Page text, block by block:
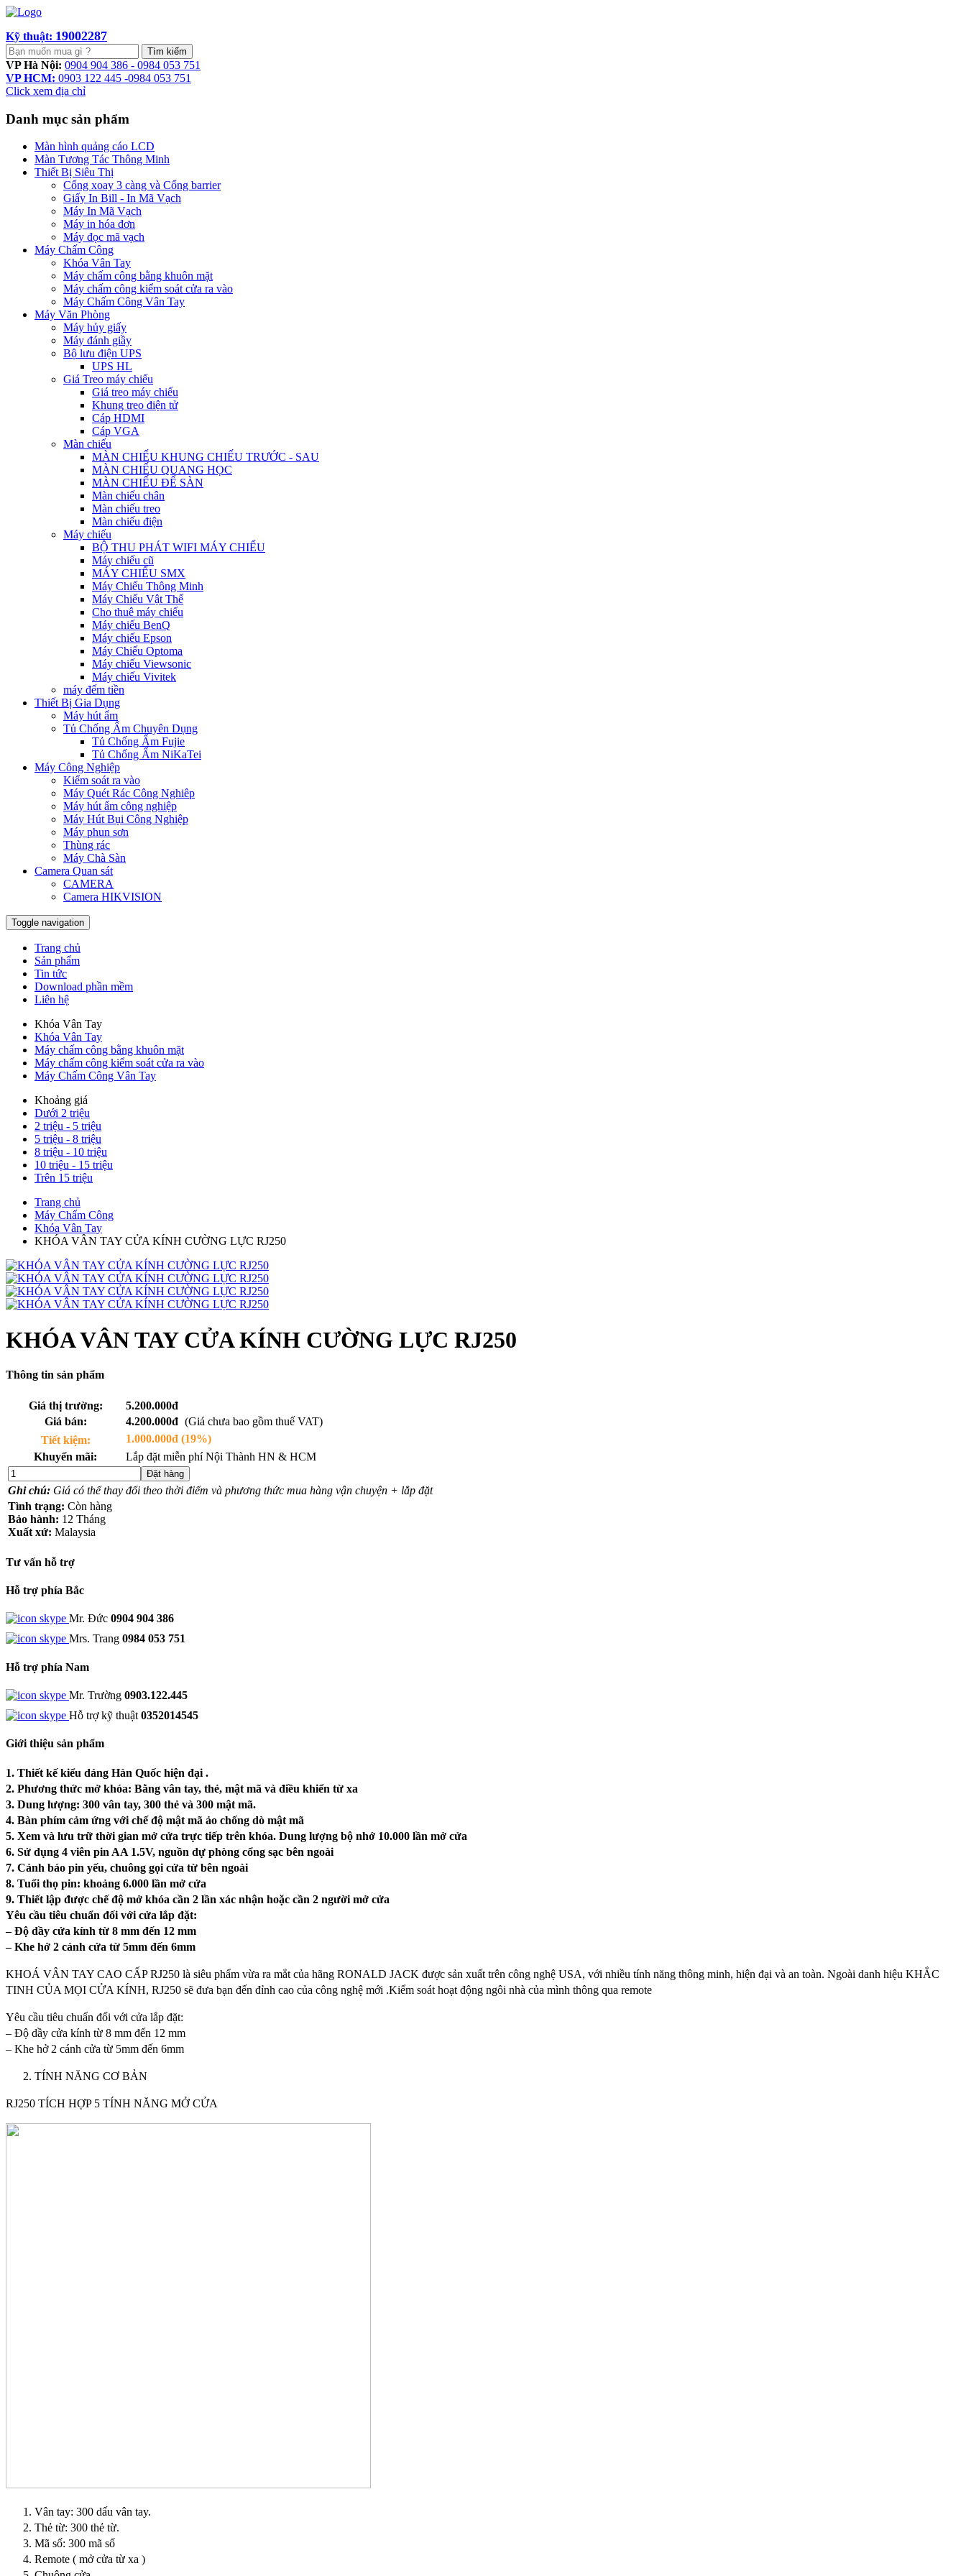
Kỹ thuật: 19002287
Tìm kiếm
VP Hà Nội: 0904 904 386 - 0984 053 751
VP HCM: 0903 122 445 -0984 053 751
Click xem địa chỉ
Danh mục sản phẩm
Màn hình quảng cáo LCD
Màn Tương Tác Thông Minh
Thiết Bị Siêu Thị
Cổng xoay 3 càng và Cổng barrier
Giấy In Bill - In Mã Vạch
Máy In Mã Vạch
Máy in hóa đơn
Máy đọc mã vạch
Máy Chấm Công
Khóa Vân Tay
Máy chấm công bằng khuôn mặt
Máy chấm công kiểm soát cửa ra vào
Máy Chấm Công Vân Tay
Máy Văn Phòng
Máy hủy giấy
Máy đánh giầy
Bộ lưu điện UPS
UPS HL
Giá Treo máy chiếu
Giá treo máy chiếu
Khung treo điện tử
Cáp HDMI
Cáp VGA
Màn chiếu
MÀN CHIẾU KHUNG CHIẾU TRƯỚC - SAU
MÀN CHIẾU QUANG HỌC
MÀN CHIẾU ĐỂ SÀN
Màn chiếu chân
Màn chiếu treo
Màn chiếu điện
Máy chiếu
BỘ THU PHÁT WIFI MÁY CHIẾU
Máy chiếu cũ
MÁY CHIẾU SMX
Máy Chiếu Thông Minh
Máy Chiếu Vật Thể
Cho thuê máy chiếu
Máy chiếu BenQ
Máy chiếu Epson
Máy Chiếu Optoma
Máy chiếu Viewsonic
Máy chiếu Vivitek
máy đếm tiền
Thiết Bị Gia Dụng
Máy hút ẩm
Tủ Chống Ẩm Chuyên Dụng
Tủ Chống Ẩm Fujie
Tủ Chống Ẩm NiKaTei
Máy Công Nghiệp
Kiểm soát ra vào
Máy Quét Rác Công Nghiêp
Máy hút ẩm công nghiệp
Máy Hút Bụi Công Nghiệp
Máy phun sơn
Thùng rác
Máy Chà Sàn
Camera Quan sát
CAMERA
Camera HIKVISION
Toggle navigation
Trang chủ
Sản phẩm
Tin tức
Download phần mềm
Liên hệ
Khóa Vân Tay
Khóa Vân Tay
Máy chấm công bằng khuôn mặt
Máy chấm công kiểm soát cửa ra vào
Máy Chấm Công Vân Tay
Khoảng giá
Dưới 2 triệu
2 triệu - 5 triệu
5 triệu - 8 triệu
8 triệu - 10 triệu
10 triệu - 15 triệu
Trên 15 triệu
Trang chủ
Máy Chấm Công
Khóa Vân Tay
KHÓA VÂN TAY CỬA KÍNH CƯỜNG LỰC RJ250
KHÓA VÂN TAY CỬA KÍNH CƯỜNG LỰC RJ250
Thông tin sản phẩm
Giá thị trường:
5.200.000đ
Giá bán:
4.200.000đ (Giá chưa bao gồm thuế VAT)
Tiết kiệm:
1.000.000đ (19%)
Khuyến mãi:
Lắp đặt miễn phí Nội Thành HN & HCM
Đặt hàng
Ghi chú: Giá có thể thay đổi theo thời điểm và phương thức mua hàng vận chuyện + lắp đặt
Tình trạng: Còn hàng
Bảo hành: 12 Tháng
Xuất xứ: Malaysia
Tư vấn hỗ trợ
Hỗ trợ phía Bắc
Mr. Đức 0904 904 386
Mrs. Trang 0984 053 751
Hỗ trợ phía Nam
Mr. Trường 0903.122.445
Hỗ trợ kỹ thuật 0352014545
Giới thiệu sản phẩm
1. Thiết kế kiểu dáng Hàn Quốc hiện đại .
2. Phương thức mở khóa: Bằng vân tay, thẻ, mật mã và điều khiển từ xa
3. Dung lượng: 300 vân tay, 300 thẻ và 300 mật mã.
4. Bàn phím cảm ứng với chế độ mật mã ảo chống dò mật mã
5. Xem và lưu trữ thời gian mở cửa trực tiếp trên khóa. Dung lượng bộ nhớ 10.000 lần mở cửa
6. Sử dụng 4 viên pin AA 1.5V, nguồn dự phòng cổng sạc bên ngoài
7. Cảnh báo pin yếu, chuông gọi cửa từ bên ngoài
8. Tuổi thọ pin: khoảng 6.000 lần mở cửa
9. Thiết lập được chế độ mở khóa cần 2 lần xác nhận hoặc cần 2 người mở cửa
Yêu cầu tiêu chuẩn đối với cửa lắp đặt:
– Độ dầy cửa kính từ 8 mm đến 12 mm
– Khe hở 2 cánh cửa từ 5mm đến 6mm
KHOÁ VÂN TAY CAO CẤP RJ250 là siêu phẩm vừa ra mắt của hãng RONALD JACK được sản xuất trên công nghệ USA, với nhiều tính năng thông minh, hiện đại và an toàn. Ngoài danh hiệu KHẮC
TINH CỦA MỌI CỬA KÍNH, RJ250 sẽ đưa bạn đến đỉnh cao của công nghệ mới .Kiểm soát hoạt động ngôi nhà của mình thông qua remote
Yêu cầu tiêu chuẩn đối với cửa lắp đặt:
– Độ dầy cửa kính từ 8 mm đến 12 mm
– Khe hở 2 cánh cửa từ 5mm đến 6mm
TÍNH NĂNG CƠ BẢN
RJ250 TÍCH HỢP 5 TÍNH NĂNG MỞ CỬA
Vân tay: 300 dấu vân tay.
Thẻ từ: 300 thẻ từ.
Mã số: 300 mã số
Remote ( mở cửa từ xa )